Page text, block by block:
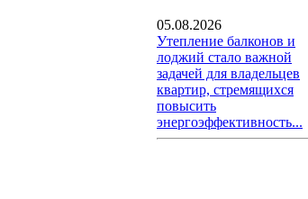
05.08.2026
Утепление балконов и
лоджий стало важной
задачей для владельцев
квартир, стремящихся
повысить
энергоэффективность...